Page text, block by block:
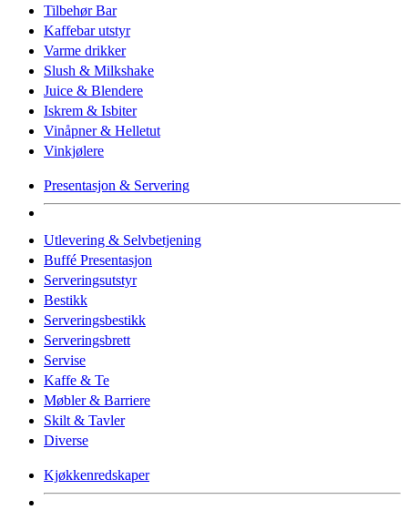
Tilbehør Bar
Kaffebar utstyr
Varme drikker
Slush & Milkshake
Juice & Blendere
Iskrem & Isbiter
Vinåpner & Helletut
Vinkjølere
Presentasjon & Servering
Utlevering & Selvbetjening
Buffé Presentasjon
Serveringsutstyr
Bestikk
Serveringsbestikk
Serveringsbrett
Servise
Kaffe & Te
Møbler & Barriere
Skilt & Tavler
Diverse
Kjøkkenredskaper